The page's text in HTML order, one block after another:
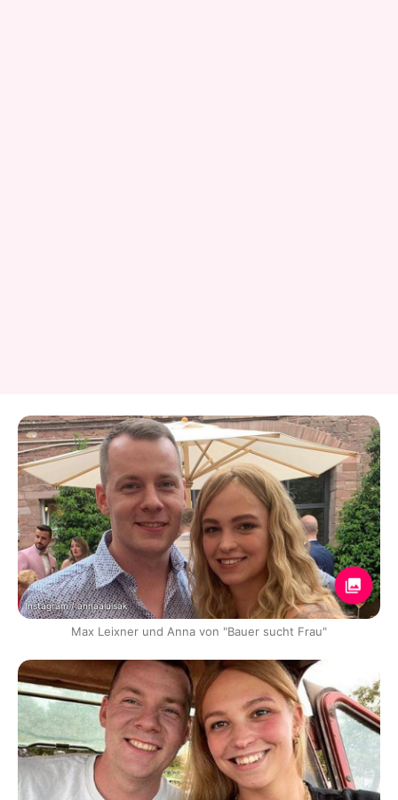
Instagram / annaaluisak
Max Leixner und Anna von "Bauer sucht Frau"